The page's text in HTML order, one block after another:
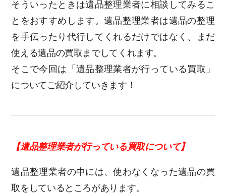
そういったときは遺品整理業者に相談してみるこ
とをおすすめします。遺品整理業者は遺品の整理
を手伝ったり代行してくれるだけではなく、まだ
使える遺品の買取までしてくれます。
そこで今回は「遺品整理業者が行っている買取」
についてご紹介していきます！
【遺品整理業者が行っている買取について】
遺品整理業者の中には、使わなくなった遺品の買
取をしているところがあります。